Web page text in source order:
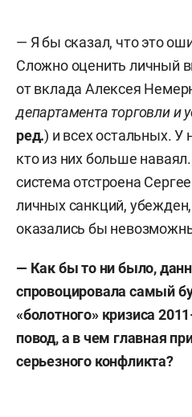
— Я бы сказал, что это
Сложно оценить личный
от вклада Алексея
департамента торговли и
ред.) и всех остальных. У
кто из них больше
система отстроена
личных санкций,
оказались бы
— Как бы то ни было,
спровоцировала самый
«болотного» кризиса
повод, а в чем главная
серьезного конфликта?